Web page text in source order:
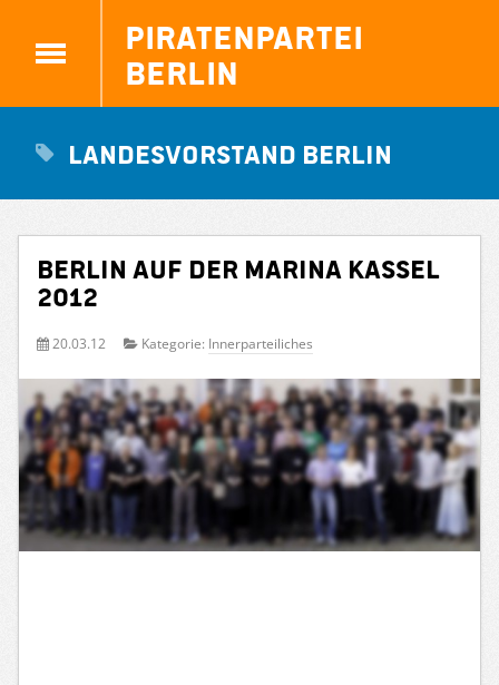
Piratenpartei
Berlin
Landesvorstand Berlin
Berlin auf der Marina Kassel
2012
20.03.12 Kategorie: Innerparteiliches